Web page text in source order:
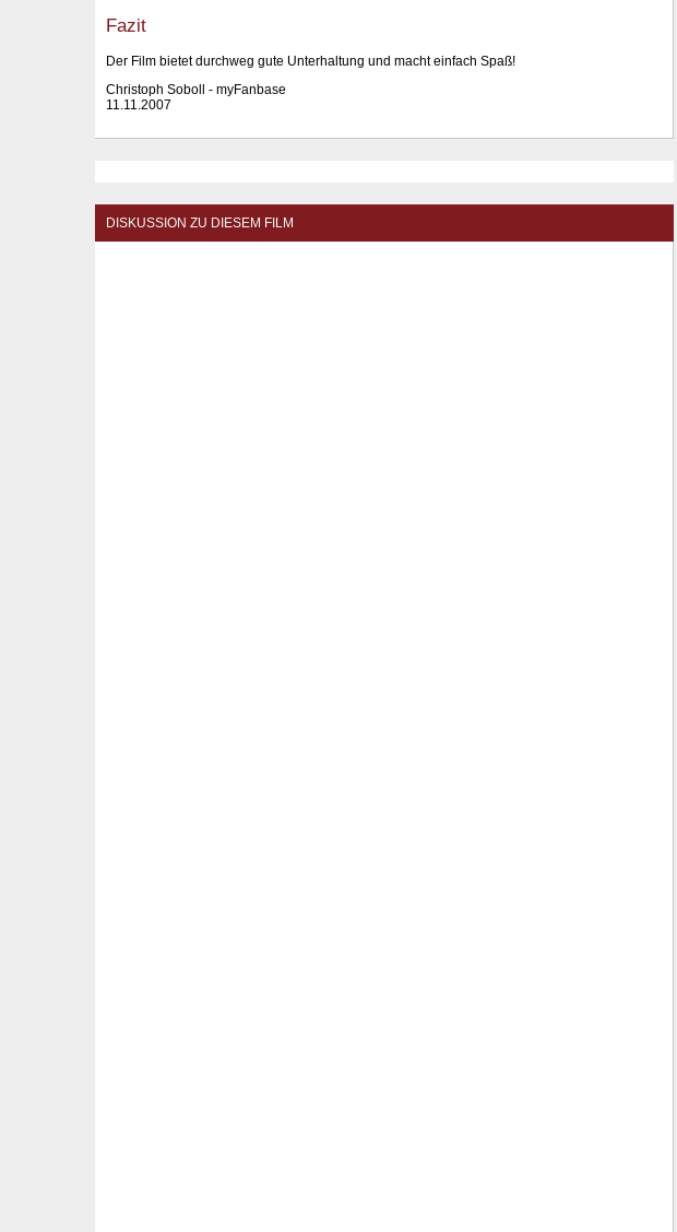
Fazit
Der Film bietet durchweg gute Unterhaltung und macht einfach Spaß!
Christoph Soboll - myFanbase
11.11.2007
DISKUSSION ZU DIESEM FILM